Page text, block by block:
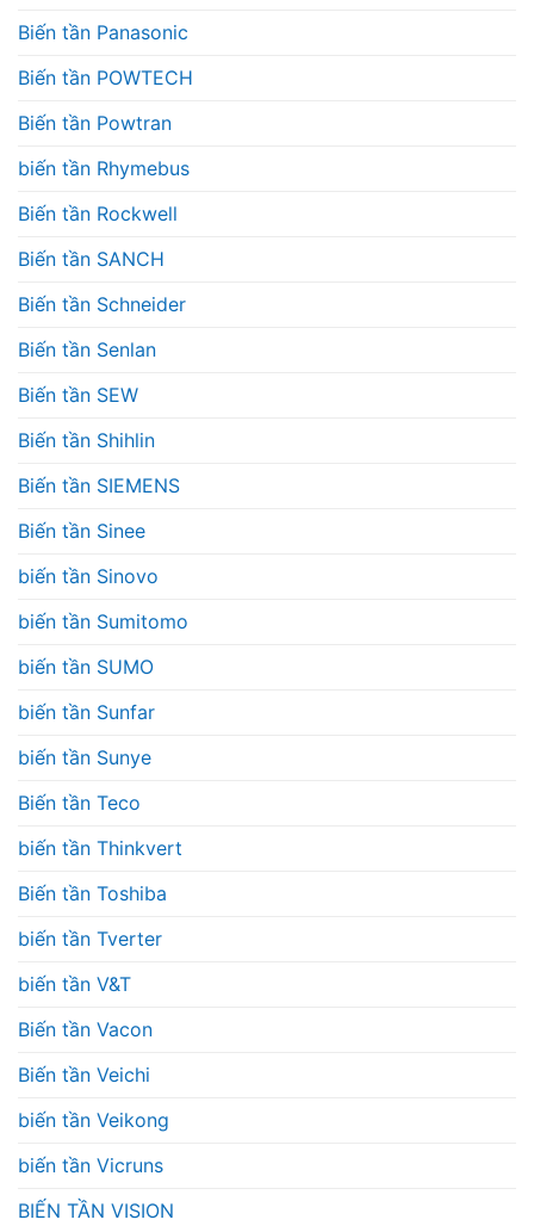
Biến tần Panasonic
Biến tần POWTECH
Biến tần Powtran
biến tần Rhymebus
Biến tần Rockwell
Biến tần SANCH
Biến tần Schneider
Biến tần Senlan
Biến tần SEW
Biến tần Shihlin
Biến tần SIEMENS
Biến tần Sinee
biến tần Sinovo
biến tần Sumitomo
biến tần SUMO
biến tần Sunfar
biến tần Sunye
Biến tần Teco
biến tần Thinkvert
Biến tần Toshiba
biến tần Tverter
biến tần V&T
Biến tần Vacon
Biến tần Veichi
biến tần Veikong
biến tần Vicruns
BIẾN TẦN VISION